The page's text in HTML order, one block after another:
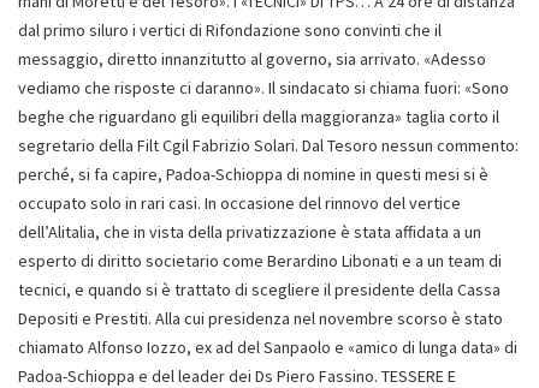
dal primo siluro i vertici di Rifondazione sono convinti che il
messaggio, diretto innanzitutto al governo, sia arrivato. «Adesso
vediamo che risposte ci daranno». Il sindacato si chiama fuori: «Sono
beghe che riguardano gli equilibri della maggioranza» taglia corto il
segretario della Filt Cgil Fabrizio Solari. Dal Tesoro nessun commento:
perché, si fa capire, Padoa-Schioppa di nomine in questi mesi si è
occupato solo in rari casi. In occasione del rinnovo del vertice
dell’Alitalia, che in vista della privatizzazione è stata affidata a un
esperto di diritto societario come Berardino Libonati e a un team di
tecnici, e quando si è trattato di scegliere il presidente della Cassa
Depositi e Prestiti. Alla cui presidenza nel novembre scorso è stato
chiamato Alfonso Iozzo, ex ad del Sanpaolo e «amico di lunga data» di
Padoa-Schioppa e del leader dei Ds Piero Fassino. TESSERE E